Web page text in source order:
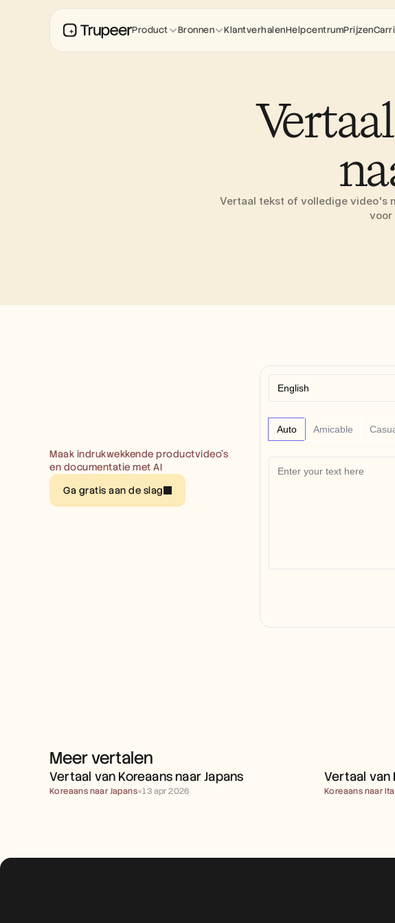
Vertaal tekst of volledige video's
voor
Maak indrukwekkende productvideo’s
en documentatie met AI
Ga gratis aan de slag
Auto Amicable
Meer vertalenVERTAAL VAN KOREAANS
NAAR JAPANS
Vertaal van Koreaans naar Japans
Koreaans naar Japans●13 apr 2026
Vertaal van
Koreaans naar
Product Bronnen KlantverhalenHelpcentrumPrijzen